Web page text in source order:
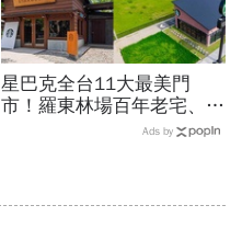
星巴克全台11大最美門
市！羅東林場百年老宅、亞
洲首間貨櫃屋，山景、海
Ads by